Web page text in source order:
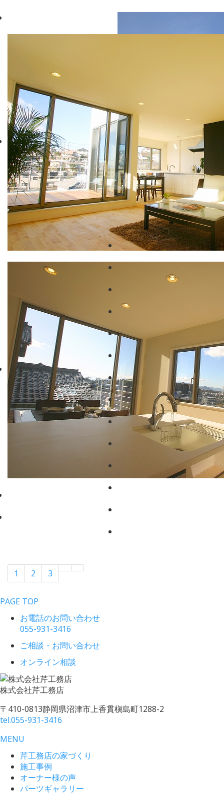
1 2 3
PAGE TOP
お電話のお問い合わせ
055-931-3416
ご相談・お問い合わせ
オンライン相談
株式会社芹工務店
〒410-0813静岡県沼津市上香貫槇島町1288-2
tel.055-931-3416
MENU
芹工務店の家づくり
施工事例
オーナー様の声
パーツギャラリー